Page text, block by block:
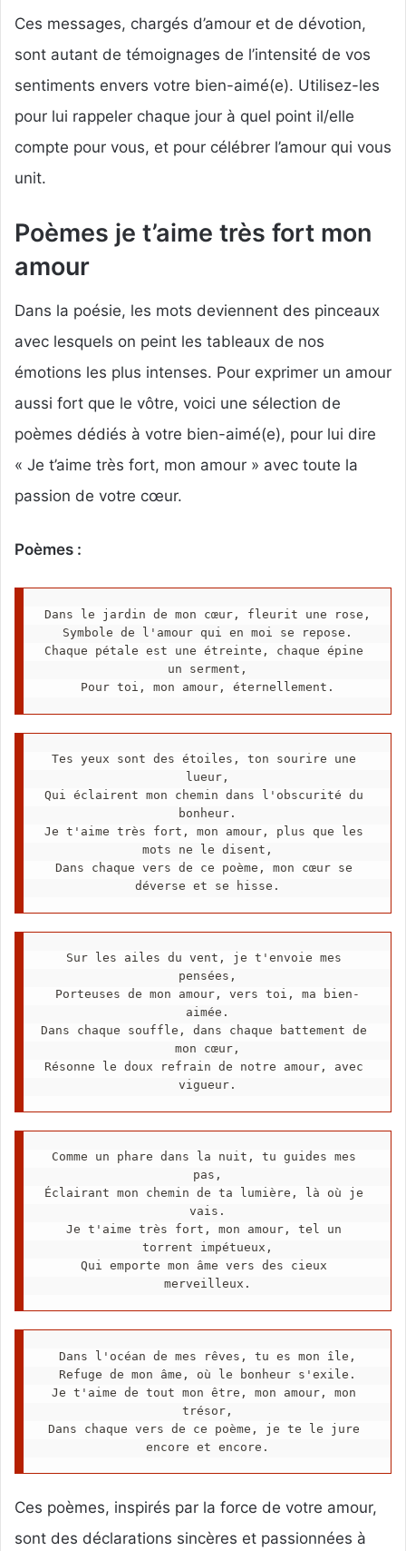
Ces messages, chargés d’amour et de dévotion,
sont autant de témoignages de l’intensité de vos
sentiments envers votre bien-aimé(e). Utilisez-les
pour lui rappeler chaque jour à quel point il/elle
compte pour vous, et pour célébrer l’amour qui vous
unit.
Poèmes je t’aime très fort mon
amour
Dans la poésie, les mots deviennent des pinceaux
avec lesquels on peint les tableaux de nos
émotions les plus intenses. Pour exprimer un amour
aussi fort que le vôtre, voici une sélection de
poèmes dédiés à votre bien-aimé(e), pour lui dire
« Je t’aime très fort, mon amour » avec toute la
passion de votre cœur.
Poèmes :
Dans le jardin de mon cœur, fleurit une rose,
Symbole de l'amour qui en moi se repose.
Chaque pétale est une étreinte, chaque épine
un serment,
Pour toi, mon amour, éternellement.
Tes yeux sont des étoiles, ton sourire une
lueur,
Qui éclairent mon chemin dans l'obscurité du
bonheur.
Je t'aime très fort, mon amour, plus que les
mots ne le disent,
Dans chaque vers de ce poème, mon cœur se
déverse et se hisse.
Sur les ailes du vent, je t'envoie mes
pensées,
Porteuses de mon amour, vers toi, ma bien-
aimée.
Dans chaque souffle, dans chaque battement de
mon cœur,
Résonne le doux refrain de notre amour, avec
vigueur.
Comme un phare dans la nuit, tu guides mes
pas,
Éclairant mon chemin de ta lumière, là où je
vais.
Je t'aime très fort, mon amour, tel un
torrent impétueux,
Qui emporte mon âme vers des cieux
merveilleux.
Dans l'océan de mes rêves, tu es mon île,
Refuge de mon âme, où le bonheur s'exile.
Je t'aime de tout mon être, mon amour, mon
trésor,
Dans chaque vers de ce poème, je te le jure
encore et encore.
Ces poèmes, inspirés par la force de votre amour,
sont des déclarations sincères et passionnées à